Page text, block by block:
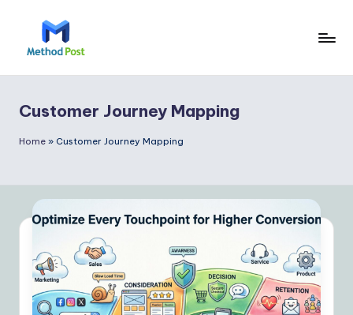
t
h
d
P
o
s
t
Customer Journey Mapping
Home » Customer Journey Mapping